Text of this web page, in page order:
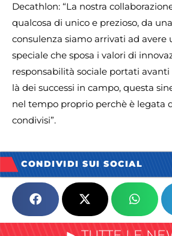
Decathlon: “La nostra
qualcosa di unico e prezioso, da
consulenza siamo arrivati ad avere
speciale che sposa i valori di
responsabilità sociale portati avanti
là dei successi in campo, questa
nel tempo proprio perchè è legata
condivisi”.
CONDIVIDI SUI SOCIAL